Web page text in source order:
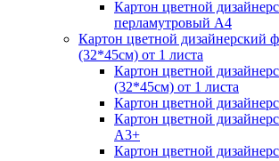
Картон цветной
перламутровый А4
Картон цветной дизайнерский
(32*45см) от 1 листа
Картон цветной
(32*45см) от 1 листа
Картон цветной
Картон цветной
А3+
Картон цветной